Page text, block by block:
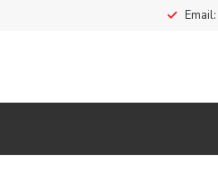
Email: